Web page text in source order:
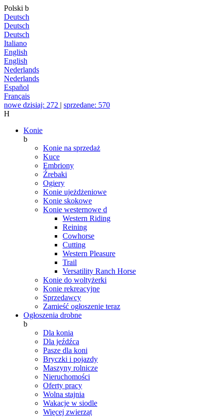
Polski b
Deutsch
Deutsch
Deutsch
Italiano
English
English
Nederlands
Nederlands
Español
Français
nowe dzisiaj: 272 | sprzedane: 570
H
Konie
b
Konie na sprzedaż
Kuce
Embriony
Źrebaki
Ogiery
Konie ujeżdżeniowe
Konie skokowe
Konie westernowe d
Western Riding
Reining
Cowhorse
Cutting
Western Pleasure
Trail
Versatility Ranch Horse
Konie do woltyżerki
Konie rekreacyjne
Sprzedawcy
Zamieść ogłoszenie teraz
Ogłoszenia drobne
b
Dla konia
Dla jeźdźca
Pasze dla koni
Bryczki i pojazdy
Maszyny rolnicze
Nieruchomości
Oferty pracy
Wolna stajnia
Wakacje w siodle
Więcej zwierząt